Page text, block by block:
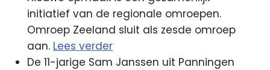
initiatief van de regionale omroepen.
Omroep Zeeland sluit als zesde omroep
aan. Lees verder
De 11-jarige Sam Janssen uit Panningen